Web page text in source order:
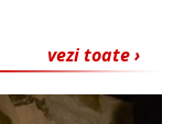
vezi toate ›